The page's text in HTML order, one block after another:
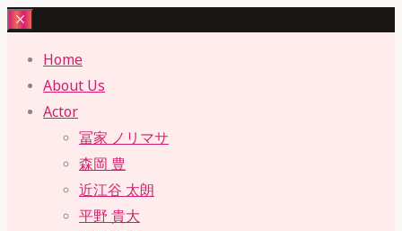
Skip
contentHome
About Us
Actor
冨家 ノリマサ
森岡 豊
近江谷 太朗
平野 貴大